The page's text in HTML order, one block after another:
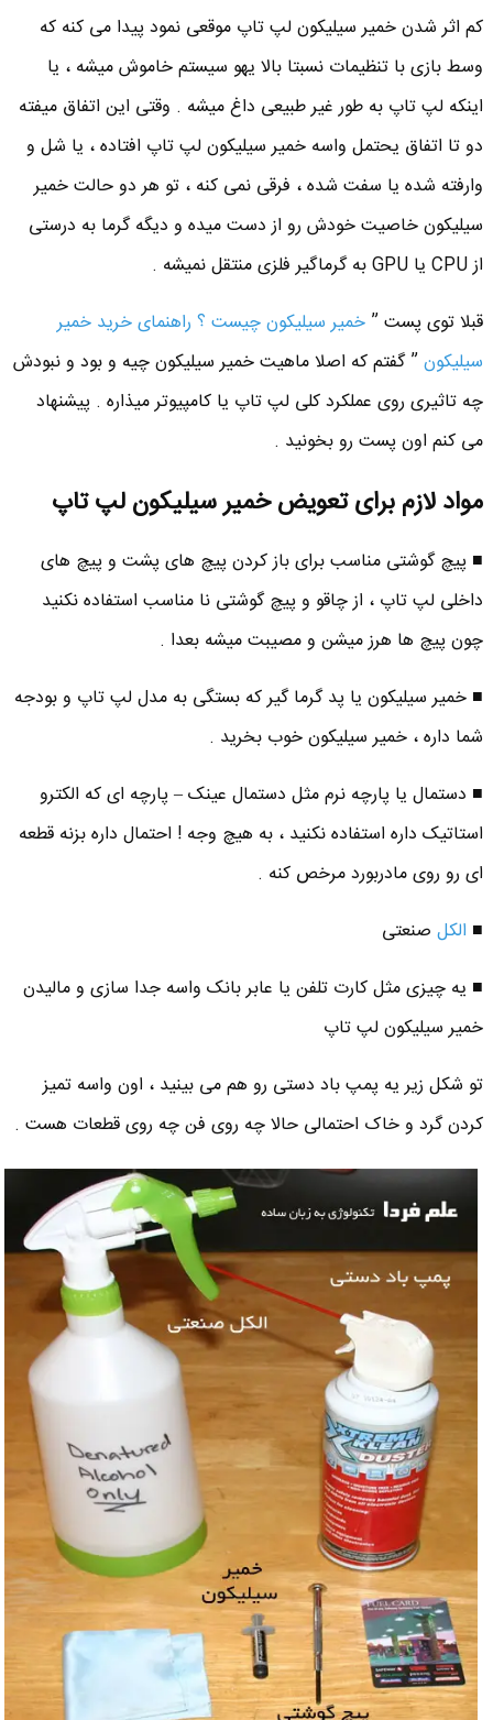
کم اثر شدن خمیر سیلیکون لپ تاپ موقعی نمود پیدا می کنه که
وسط بازی با تنظیمات نسبتا بالا یهو سیستم خاموش میشه ، یا
اینکه لپ تاپ به طور غیر طبیعی داغ میشه . وقتی این اتفاق میفته
دو تا اتفاق یحتمل واسه خمیر سیلیکون لپ تاپ افتاده ، یا شل و
وارفته شده یا سفت شده ، فرقی نمی کنه ، تو هر دو حالت خمیر
سیلیکون خاصیت خودش رو از دست میده و دیگه گرما به درستی
از CPU یا GPU به گرماگیر فلزی منتقل نمیشه .
قبلا توی پست ” خمیر سیلیکون چیست ؟ راهنمای خرید خمیر
سیلیکون” گفتم که اصلا ماهیت خمیر سیلیکون چیه و بود و نبودش
چه تاثیری روی عملکرد کلی لپ تاپ یا کامپیوتر میذاره . پیشنهاد
می کنم اون پست رو بخونید .
مواد لازم برای تعویض خمیر سیلیکون لپ تاپ
■ پیچ گوشتی مناسب برای باز کردن پیچ های پشت و پیچ های
داخلی لپ تاپ ، از چاقو و پیچ گوشتی نا مناسب استفاده نکنید
چون پیچ ها هرز میشن و مصیبت میشه بعدا .
■ خمیر سیلیکون یا پد گرما گیر که بستگی به مدل لپ تاپ و بودجه
شما داره ، خمیر سیلیکون خوب بخرید .
■ دستمال یا پارچه نرم مثل دستمال عینک – پارچه ای که الکترو
استاتیک داره استفاده نکنید ، به هیچ وجه ! احتمال داره بزنه قطعه
ای رو روی مادربورد مرخص کنه .
■ الکل صنعتی
■ یه چیزی مثل کارت تلفن یا عابر بانک واسه جدا سازی و مالیدن
خمیر سیلیکون لپ تاپ
تو شکل زیر یه پمپ باد دستی رو هم می بینید ، اون واسه تمیز
کردن گرد و خاک احتمالی حالا چه روی فن چه روی قطعات هست .